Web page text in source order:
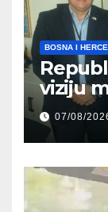
BOSNA I
viziju
07/08/